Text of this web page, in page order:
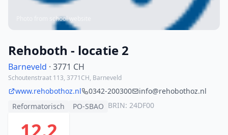
Photo from school website
Rehoboth - locatie 2
Barneveld · 3771 CH
Schoutenstraat 113, 3771CH, Barneveld
www.rehobothoz.nl 0342-200300
info@rehobothoz.nl
Reformatorisch
PO-SBAO BRIN: 24DF00